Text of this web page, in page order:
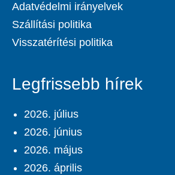
Adatvédelmi irányelvek
Szállítási politika
Visszatérítési politika
Legfrissebb hírek
2026. július
2026. június
2026. május
2026. április